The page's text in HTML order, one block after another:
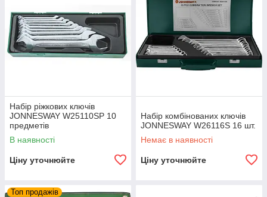
Набір ріжкових ключів
JONNESWAY W25110SP 10
предметів
В наявності
Ціну уточнюйте
Набір комбінованих ключів
JONNESWAY W26116S 16 шт.
Немає в наявності
Ціну уточнюйте
Топ продажів